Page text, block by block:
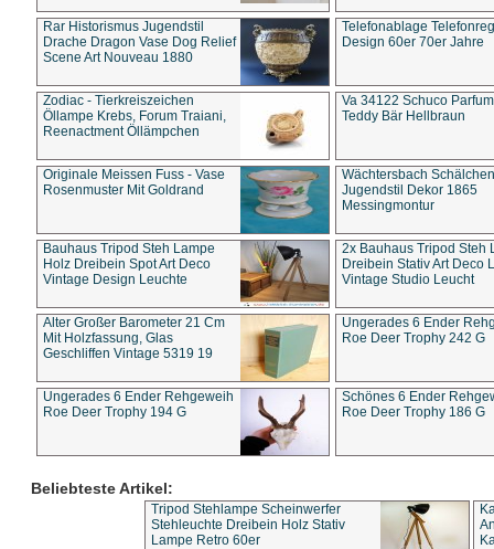
Rar Historismus Jugendstil
Drache Dragon Vase Dog Relief
Scene Art Nouveau 1880
Telefonablage
Design 60er 70er Jahre
Zodiac - Tierkreiszeichen
Öllampe Krebs, Forum Traiani,
Reenactment Öllämpchen
Va 34122 Schuco
Teddy Bär Hellbraun
Originale Meissen Fuss - Vase
Rosenmuster Mit Goldrand
Wächtersbach Schälchen
Jugendstil Dekor 1865
Messingmontur
Bauhaus Tripod Steh Lampe
Holz Dreibein Spot Art Deco
Vintage Design Leuchte
2x Bauhaus Tripod Steh
Dreibein Stativ Art Deco
Vintage Studio Leucht
Alter Großer Barometer 21 Cm
Mit Holzfassung, Glas
Geschliffen Vintage 5319 19
Ungerades 6 Ender
Roe Deer Trophy 242 G
Ungerades 6 Ender Rehgeweih
Roe Deer Trophy 194 G
Schönes 6 Ender
Roe Deer Trophy 186 G
Beliebteste Artikel:
Tripod Stehlampe Scheinwerfer
Stehleuchte Dreibein Holz Stativ
Lampe Retro 60er